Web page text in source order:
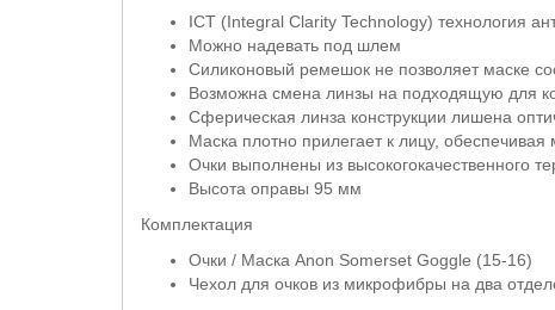
ICT (Integral Clarity Technology) технология
Можно надевать под шлем
Силиконовый ремешок не позволяет маске
Возможна смена линзы на подходящую для
Сферическая линза конструкции лишена
Маска плотно прилегает к лицу,
Очки выполнены из высокогокачественного
Высота оправы 95 мм
Комплектация
Очки / Маска Anon Somerset Goggle (15-16)
Чехол для очков из микрофибры на два